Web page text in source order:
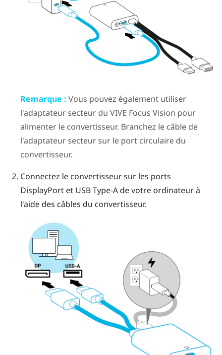
Remarque : Vous pouvez également utiliser
l'adaptateur secteur du VIVE Focus Vision pour
alimenter le convertisseur. Branchez le câble de
l'adaptateur secteur sur le port circulaire du
convertisseur.
Connectez le convertisseursur les ports
DisplayPortet USB Type-A de votre ordinateur à
l'aide des câbles du convertisseur.